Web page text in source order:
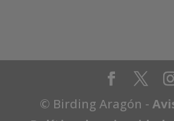
© Birding Aragón -